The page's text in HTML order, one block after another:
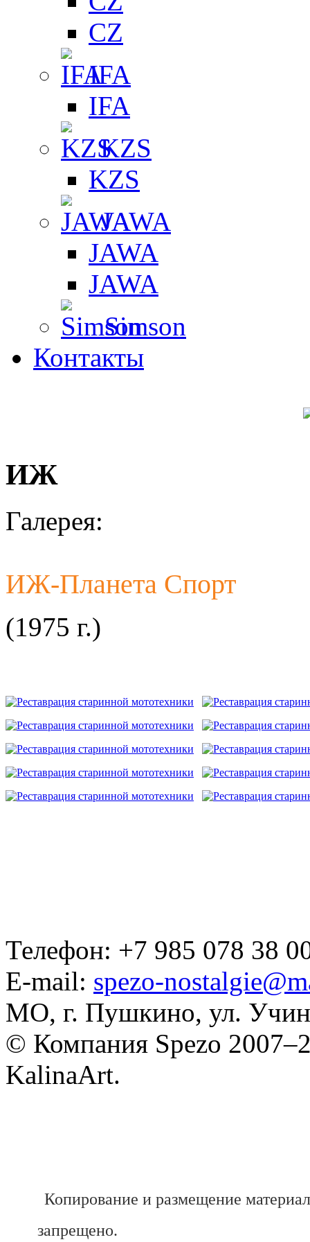
CZ
IFA
IFA
KZS
KZS
JAWA
JAWA
JAWA
Simson
Контакты
ИЖ
Галерея:
ИЖ-Планета Спорт
(1975 г.)
Телефон: +7 985 078 38
E-mail: spezo-
МО, г. Пушкино, ул.
© Компания Spezo
KalinaArt.
Копирование и размещение
запрещено.